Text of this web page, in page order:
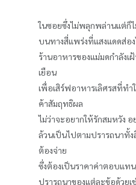
ในซอยซึ่งไม่พลุกพล่านแต่ก็ไ
บนทางสี่แพร่งที่แสงแดดส่อ
ร้านอาหารของแม่มดกำลังเ
เยือน
เพื่อเสิร์ฟอาหารเลิศรสที่ทำ
ค้าสัมฤทธิผล
ไม่ว่าจะอยากให้รักสมหวัง
ล้วนเป็นไปตามปรารถนาทั้
ต้องจ่าย
ซึ่งต้องเป็นราคาค่าตอบแท
ปรารถนาของแต่ละข้อด้วยเ